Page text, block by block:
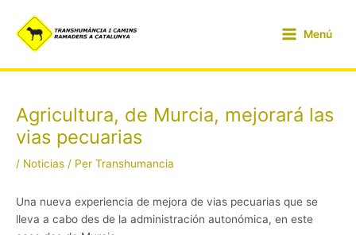
contingut
Menu
Menú
Agricultura, de Murcia, mejorará las
vias pecuarias
/ Noticias / Per Transhumancia
Una nueva experiencia de mejora de vias pecuarias que se
lleva a cabo des de la administración autonómica, en este
d'entrades